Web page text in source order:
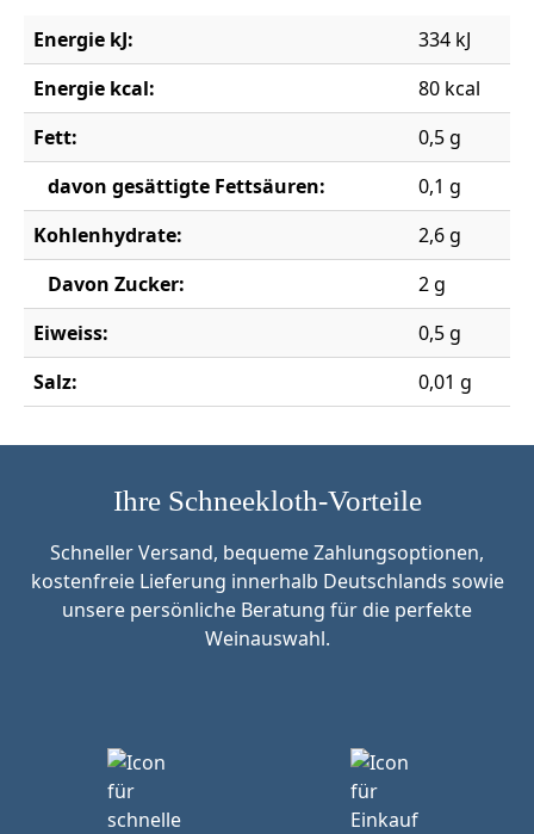
Energie kJ:
334 kJ
Energie kcal:
80 kcal
Fett:
0,5 g
davon gesättigte Fettsäuren:
0,1 g
Kohlenhydrate:
2,6 g
Davon Zucker:
2 g
Eiweiss:
0,5 g
Salz:
0,01 g
Ihre Schneekloth-Vorteile
Schneller Versand, bequeme Zahlungsoptionen,
kostenfreie Lieferung innerhalb Deutschlands sowie
unsere persönliche Beratung für die perfekte
Weinauswahl.